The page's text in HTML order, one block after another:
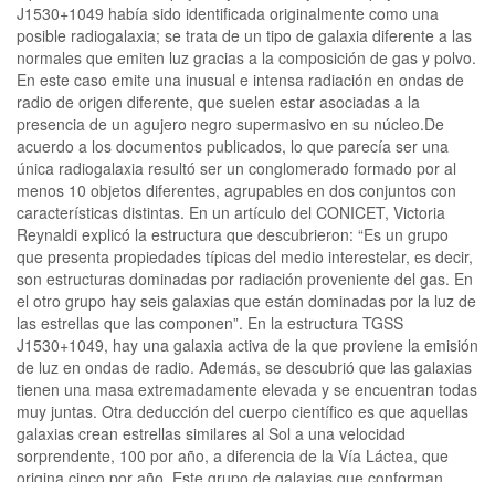
J1530+1049 había sido identificada originalmente como una
posible radiogalaxia; se trata de un tipo de galaxia diferente a las
normales que emiten luz gracias a la composición de gas y polvo.
En este caso emite una inusual e intensa radiación en ondas de
radio de origen diferente, que suelen estar asociadas a la
presencia de un agujero negro supermasivo en su núcleo.De
acuerdo a los documentos publicados, lo que parecía ser una
única radiogalaxia resultó ser un conglomerado formado por al
menos 10 objetos diferentes, agrupables en dos conjuntos con
características distintas. En un artículo del CONICET, Victoria
Reynaldi explicó la estructura que descubrieron: “Es un grupo
que presenta propiedades típicas del medio interestelar, es decir,
son estructuras dominadas por radiación proveniente del gas. En
el otro grupo hay seis galaxias que están dominadas por la luz de
las estrellas que las componen”. En la estructura TGSS
J1530+1049, hay una galaxia activa de la que proviene la emisión
de luz en ondas de radio. Además, se descubrió que las galaxias
tienen una masa extremadamente elevada y se encuentran todas
muy juntas. Otra deducción del cuerpo científico es que aquellas
galaxias crean estrellas similares al Sol a una velocidad
sorprendente, 100 por año, a diferencia de la Vía Láctea, que
origina cinco por año. Este grupo de galaxias que conforman